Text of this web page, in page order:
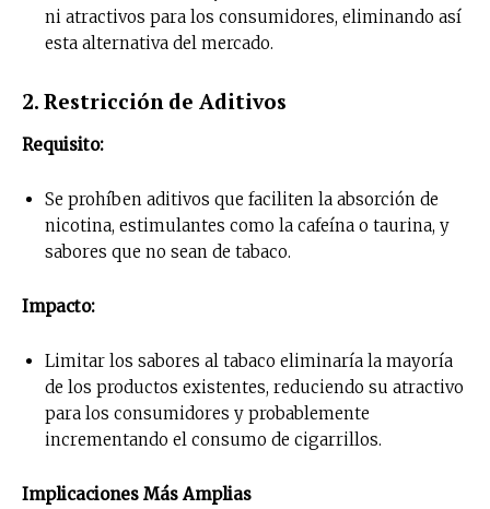
ni atractivos para los consumidores, eliminando así
esta alternativa del mercado.
2. Restricción de Aditivos
Requisito:
Se prohíben aditivos que faciliten la absorción de
nicotina, estimulantes como la cafeína o taurina, y
sabores que no sean de tabaco.
Impacto:
Limitar los sabores al tabaco eliminaría la mayoría
de los productos existentes, reduciendo su atractivo
para los consumidores y probablemente
incrementando el consumo de cigarrillos.
Implicaciones Más Amplias